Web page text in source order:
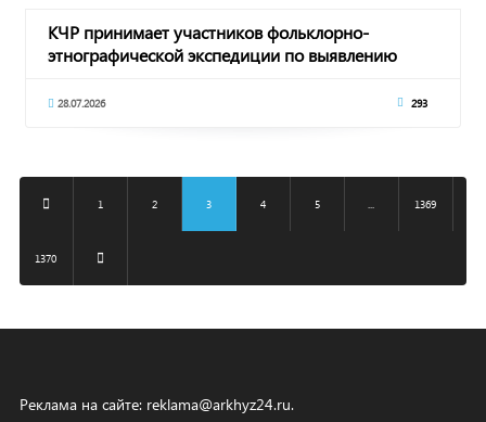
КЧР принимает участников фольклорно-
этнографической экспедиции по выявлению
28.07.2026 293
1 2 3 4 5 1369
1370
Реклама на сайте: reklama@arkhyz24.ru.